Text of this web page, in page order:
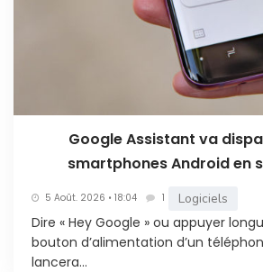
Google Assistant va
smartphones Android en
5 Août. 2026 • 18:04 1 Logiciels
Dire « Hey Google » ou appuyer
bouton d’alimentation d’un
lancera...